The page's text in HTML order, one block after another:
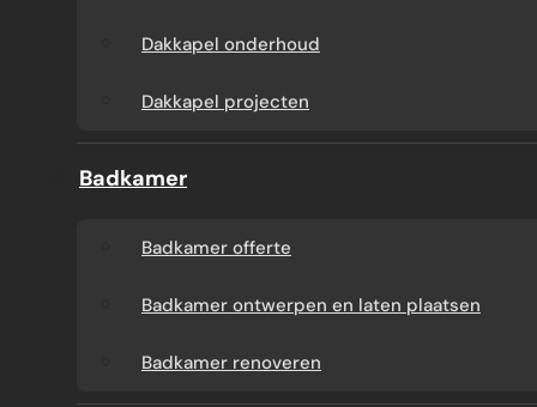
Dakkapel onderhoud
Dakkapel projecten
Badkamer
Badkamer offerte
Badkamer ontwerpen en laten plaatsen
Badkamer renoveren